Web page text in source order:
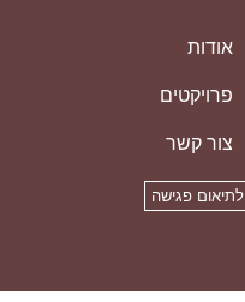
אודות
פרויקטים
צור קשר
לתיאום פגישה